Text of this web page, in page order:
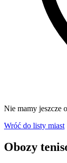
Nie mamy jeszcze
Wróć do listy miast
Obozy